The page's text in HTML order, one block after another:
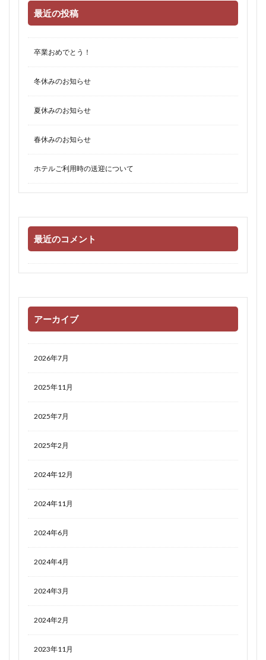
最近の投稿
卒業おめでとう！
冬休みのお知らせ
夏休みのお知らせ
春休みのお知らせ
ホテルご利用時の送迎について
最近のコメント
アーカイブ
2026年7月
2025年11月
2025年7月
2025年2月
2024年12月
2024年11月
2024年6月
2024年4月
2024年3月
2024年2月
2023年11月